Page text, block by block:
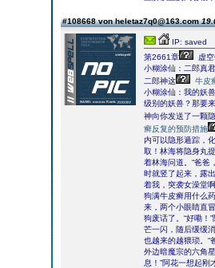
#108668 von heletaz7q0@163.com
IP: saved
第2661章
虚
小糊涂仙：二郎真
二郎神这
牛皮
小糊涂仙：我的妖
级别的妖兽？那要
神向你发送了一颗
癣反复的预防措施
内可以隐形遁踪，
取！林海将隐身丸
着林海问道。“爸爸
时就竖了起来，露
着我，突袭女澡堂
狗满牛皮癣用什么
来，两个小眼睛直
狗废话了。“好嘞！
芒一闪，随后缓缓
也越来的越猥琐。“
外边暗魔宗的六角
息！”阿花一想起刚